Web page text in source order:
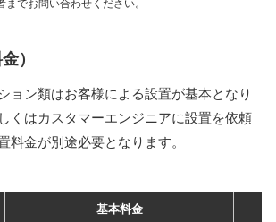
でお問い合わせください。
）
ョン類はお客様による設置が基本となり
くはカスタマーエンジニアに設置を依頼
料金が別途必要となります。
基本料金